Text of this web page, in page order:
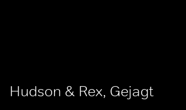
Hudson & Rex, Gejagt